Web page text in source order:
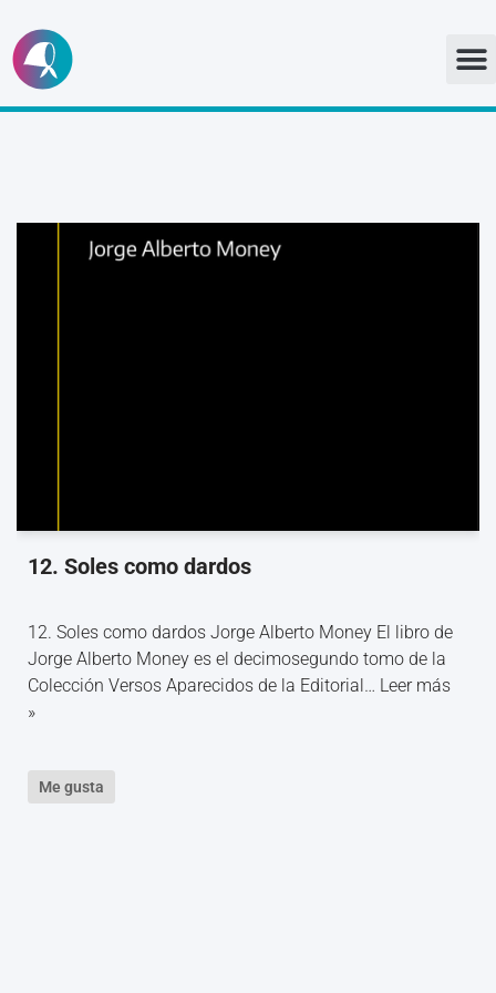
Ir
al
12. Soles como dardos
12. Soles como dardos Jorge Alberto Money El libro de
Jorge Alberto Money es el decimosegundo tomo de la
Colección Versos Aparecidos de la Editorial… Leer más
»
Me gusta